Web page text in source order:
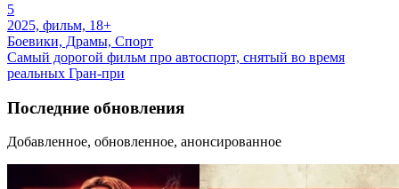
5
2025, фильм, 18+
Боевики, Драмы, Спорт
Самый дорогой фильм про автоспорт, снятый во время
реальных Гран-при
Последние обновления
Добавленное, обновленное, анонсированное